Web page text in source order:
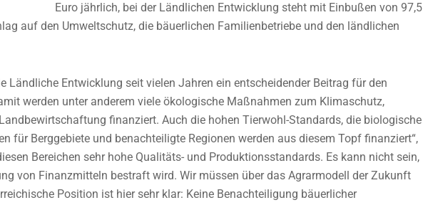
Euro jährlich, bei der Ländlichen Entwicklung steht mit Einbußen von 97,5
auf den Umweltschutz, die bäuerlichen Familienbetriebe und den ländlichen
Ländliche Entwicklung seit vielen Jahren ein entscheidender Beitrag für den
werden unter anderem viele ökologische Maßnahmen zum Klimaschutz,
finanziert. Auch die hohen Tierwohl-Standards, die biologische
für Berggebiete und benachteiligte Regionen werden aus diesem Topf finanziert“,
Bereichen sehr hohe Qualitäts- und Produktionsstandards. Es kann nicht sein,
von Finanzmitteln bestraft wird. Wir müssen über das Agrarmodell der Zukunft
Position ist hier sehr klar: Keine Benachteiligung bäuerlicher